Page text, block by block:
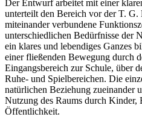
Der Entwurf arbeitet mit einer
unterteilt den Bereich vor der T.
miteinander verbundene
unterschiedlichen Bedürfnisse der
ein klares und lebendiges Ganzes
einer fließenden Bewegung durch
Eingangsbereich zur Schule, über
Ruhe- und Spielbereichen. Die
natürlichen Beziehung zueinander
Nutzung des Raums durch Kinder,
Öffentlichkeit.